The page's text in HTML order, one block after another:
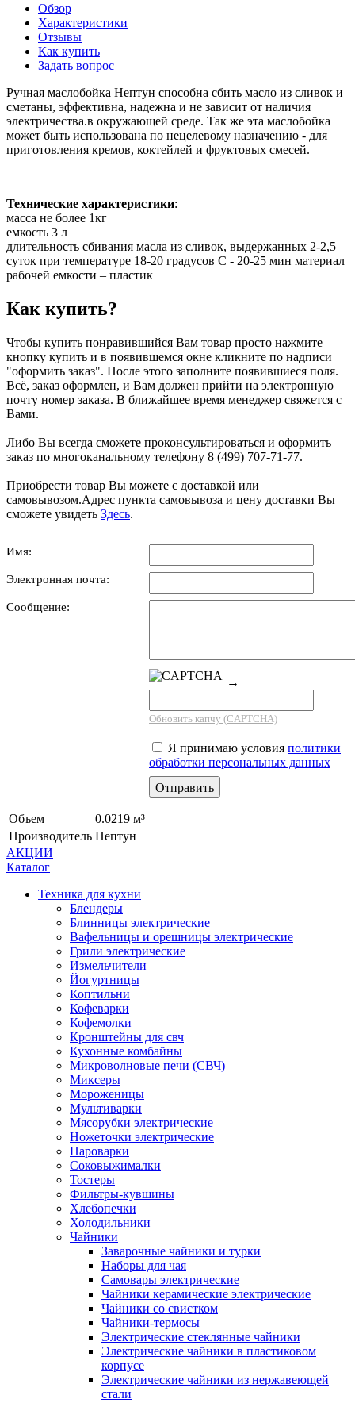
Обзор
Характеристики
Отзывы
Как купить
Задать вопрос
Ручная маслобойка Нептун способна сбить масло из сливок и
сметаны, эффективна, надежна и не зависит от наличия
электричества.в окружающей среде. Так же эта маслобойка
может быть использована по нецелевому назначению - для
приготовления кремов, коктейлей и фруктовых смесей.
Технические характеристики:
масса не более 1кг
емкость 3 л
длительность сбивания масла из сливок, выдержанных 2-2,5
суток при температуре 18-20 градусов С - 20-25 мин материал
рабочей емкости – пластик
Как купить?
Чтобы купить понравившийся Вам товар просто нажмите
кнопку купить и в появившемся окне кликните по надписи
"оформить заказ". После этого заполните появившиеся поля.
Всё, заказ оформлен, и Вам должен прийти на электронную
почту номер заказа. В ближайшее время менеджер свяжется с
Вами.
Либо Вы всегда сможете проконсультироваться и оформить
заказ по многоканальному телефону 8 (499) 707-71-77.
Приобрести товар Вы можете с доставкой или
самовывозом.Адрес пункта самовывоза и цену доставки Вы
сможете увидеть Здесь.
Имя:
Электронная почта:
Сообщение:
→
Обновить капчу (CAPTCHA)
Я принимаю условия политики
обработки персональных данных
Объем
0.0219 м³
Производитель Нептун
АКЦИИ
Каталог
Техника для кухни
Блендеры
Блинницы электрические
Вафельницы и орешницы электрические
Грили электрические
Измельчители
Йогуртницы
Коптильни
Кофеварки
Кофемолки
Кронштейны для свч
Кухонные комбайны
Микроволновые печи (СВЧ)
Миксеры
Мороженицы
Мультиварки
Мясорубки электрические
Ножеточки электрические
Пароварки
Соковыжималки
Тостеры
Фильтры-кувшины
Хлебопечки
Холодильники
Чайники
Заварочные чайники и турки
Наборы для чая
Самовары электрические
Чайники керамические электрические
Чайники со свистком
Чайники-термосы
Электрические стеклянные чайники
Электрические чайники в пластиковом
корпусе
Электрические чайники из нержавеющей
стали